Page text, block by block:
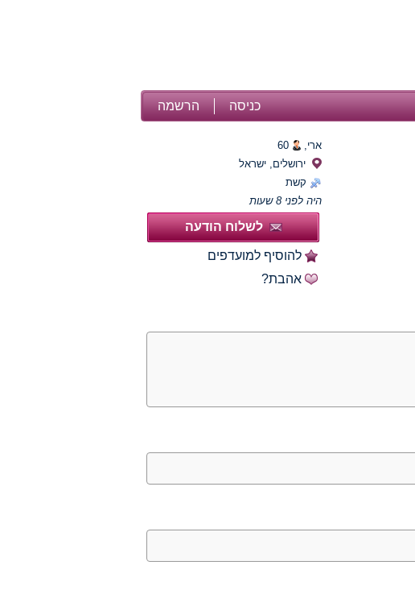
הרשמה כניסה
ארי,
60
ירושלים, ישראל
קשת
היה לפני 8 שעות
לשלוח הודעה
להוסיף למועדפים
אהבת?